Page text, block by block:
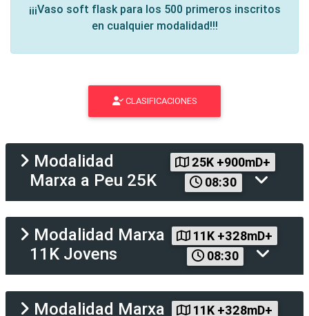
¡¡¡Vaso soft flask para los 500 primeros inscritos
en cualquier modalidad!!!
CLASIFICACIONES
Modalidad
Marxa a Peu 25K
25K +900mD+
08:30
Modalidad Marxa
11K Jovens
11K +328mD+
08:30
Modalidad Marxa
11K +328mD+